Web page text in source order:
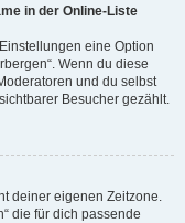
in der Online-Liste
eine Option
Wenn du diese
und du selbst
Besucher gezählt.
deiner eigenen Zeitzone.
die für dich passende